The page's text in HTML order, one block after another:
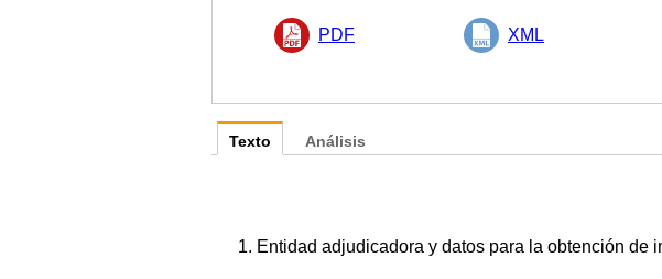
PDF XML
Texto
1. Entidad adjudicadora y datos para la obtención de
Análisis